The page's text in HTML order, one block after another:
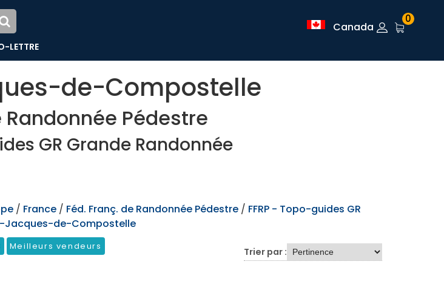
LETTRE
Canada
0
de-Compostelle
Randonnée Pédestre
GR Grande Randonnée
/ France / Féd. Franç. de Randonnée Pédestre / FFRP - Topo-guides GR
Jacques-de-Compostelle
Meilleurs vendeurs Trier par :